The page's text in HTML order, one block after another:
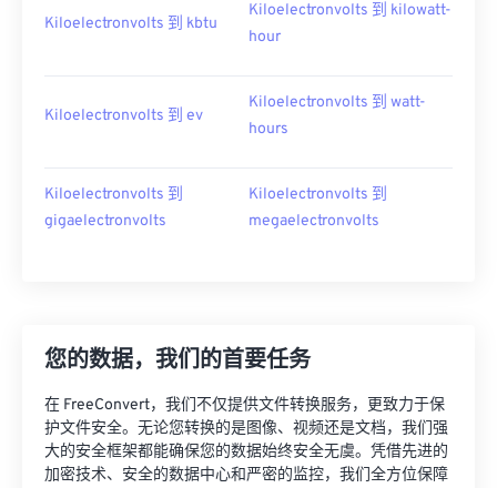
Kiloelectronvolts 到 kbtu
Kiloelectronvolts 到 kilowatt-
hour
Kiloelectronvolts 到 ev
Kiloelectronvolts 到 watt-
hours
Kiloelectronvolts 到
gigaelectronvolts
Kiloelectronvolts 到
megaelectronvolts
您的数据，我们的首要任务
在 FreeConvert，我们不仅提供文件转换服务，更致力于保
护文件安全。无论您转换的是图像、视频还是文档，我们强
大的安全框架都能确保您的数据始终安全无虞。凭借先进的
加密技术、安全的数据中心和严密的监控，我们全方位保障